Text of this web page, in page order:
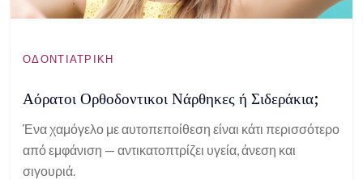
ΟΔΟΝΤΙΑΤΡΙΚΉ
Αόρατοι Ορθοδοντικοι Νάρθηκες ή Σιδεράκια;
Ένα χαμόγελο με αυτοπεποίθεση είναι κάτι περισσότερο
από εμφάνιση — αντικατοπτρίζει υγεία, άνεση και
σιγουριά.